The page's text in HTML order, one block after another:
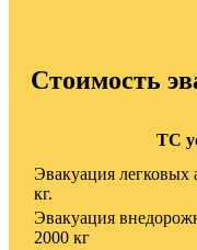
Стоимость
ТС
Эвакуация легковых
кг.
Эвакуация
2000 кг